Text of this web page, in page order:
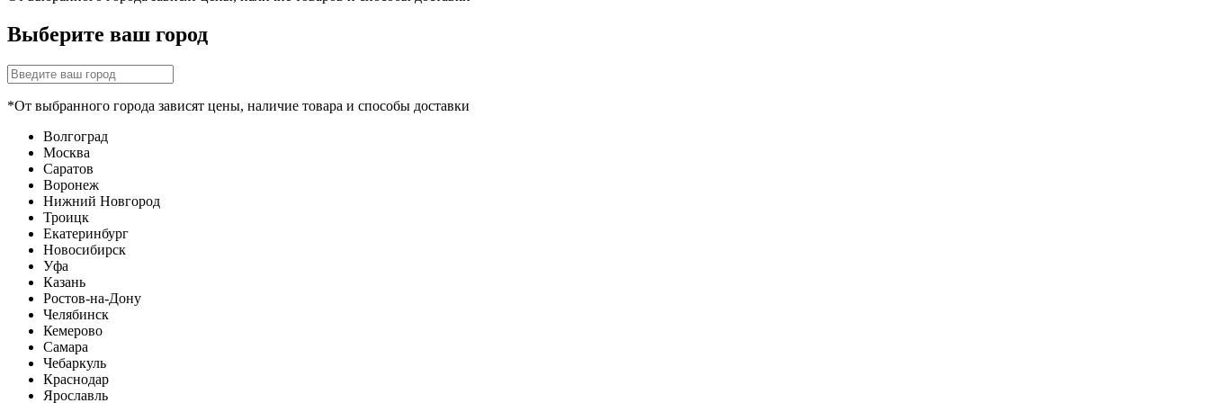
Выберите ваш город
*От выбранного города зависят цены, наличие товара и способы доставки
Волгоград
Москва
Саратов
Воронеж
Нижний Новгород
Троицк
Екатеринбург
Новосибирск
Уфа
Казань
Ростов-на-Дону
Челябинск
Кемерово
Самара
Чебаркуль
Краснодар
Ярославль